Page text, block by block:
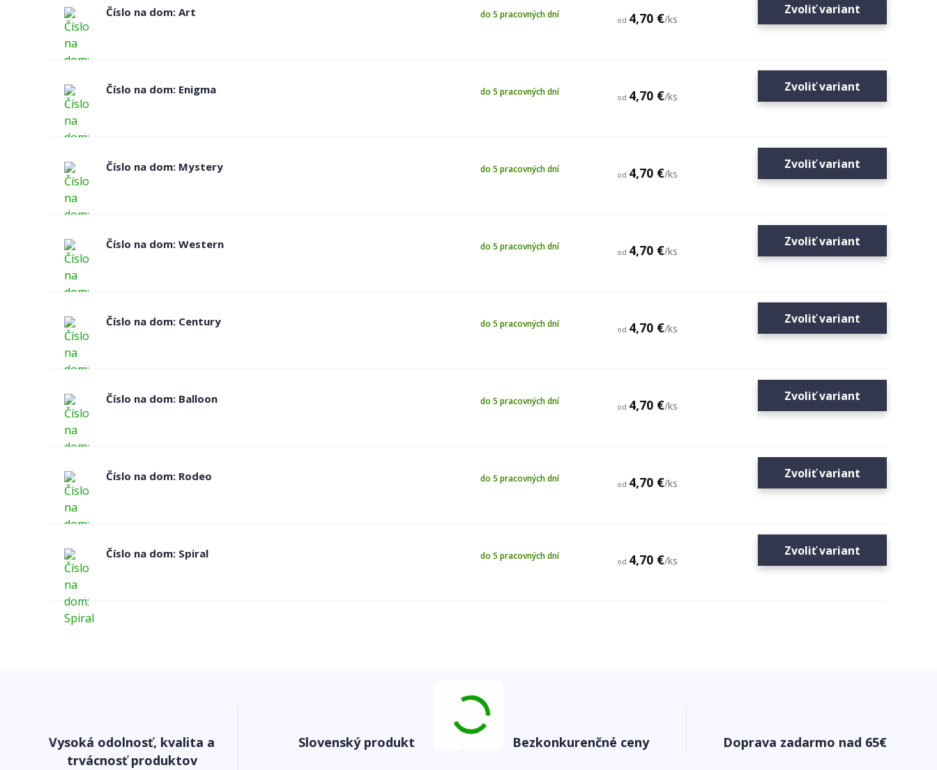
Číslo na dom: Art
od 4,70 €/ks
do 5 pracovných dní Zvoliť variant
Číslo na dom: Enigma
od 4,70 €/ks
do 5 pracovných dní Zvoliť variant
Číslo na dom: Mystery
od 4,70 €/ks
do 5 pracovných dní Zvoliť variant
Číslo na dom: Western
od 4,70 €/ks
do 5 pracovných dní Zvoliť variant
Číslo na dom: Century
od 4,70 €/ks
do 5 pracovných dní Zvoliť variant
Číslo na dom: Balloon
od 4,70 €/ks
do 5 pracovných dní Zvoliť variant
Číslo na dom: Rodeo
od 4,70 €/ks
do 5 pracovných dní Zvoliť variant
Číslo na dom: Spiral
od 4,70 €/ks
do 5 pracovných dní Zvoliť variant
Vysoká odolnosť, kvalita a
trvácnosť produktov
Slovenský produkt Bezkonkurenčné ceny Doprava zadarmo nad 65€